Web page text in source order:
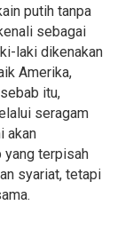
putih tanpa
sebagai
laki dikenakan
Amerika,
itu,
seragam
akan
yang terpisah
syariat, tetapi